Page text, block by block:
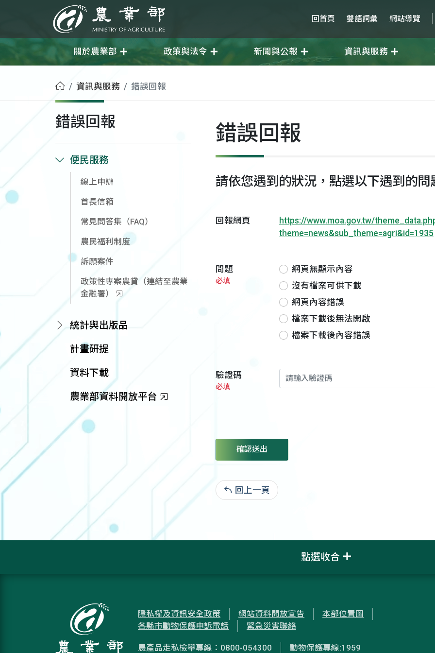
農業部 回首頁 雙語詞彙 網站導覽
關於農業部 政策與法令 新聞與公報 資訊與服務
首頁資訊與服務 錯誤回報
錯誤回報
便民服務
線上申辦
首長信箱
常見問答集（FAQ）
農民福利制度
訴願案件
政策性專案農貸（連結至農業
金融署）
統計與出版品
計畫研提
資料下載
農業部資料開放平台
錯誤回報
請依您遇到的狀況，點選以下遇到的問
回報網頁
https://www.moa.gov.tw/
theme=news&sub_theme=agri&id=1935
問題
必填
網頁無顯示內容
沒有檔案可供下載
網頁內容錯誤
檔案下載後無法開啟
檔案下載後內容錯誤
驗證碼
必填
確認送出
回上一頁
點選收合
隱私權及資訊安全政策 網站資料開放宣告
本部位置圖
各縣市動物保護申訴電話
緊急災害聯絡
農產品走私檢舉專線：0800-054300 動物保護專線:1959